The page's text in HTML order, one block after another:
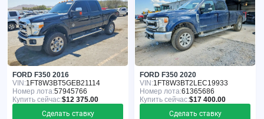
FORD F350 2016
VIN:1FT8W3BT5GEB21114
Номер лота:57945766
Купить сейчас:$12 375.00
Сделать ставку
FORD F350 2020
VIN:1FT8W3BT2LEC19933
Номер лота:61365686
Купить сейчас:$17 400.00
Сделать ставку